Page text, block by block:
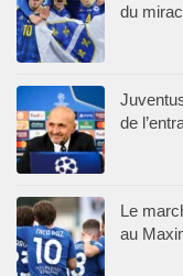
du
de
Le
au